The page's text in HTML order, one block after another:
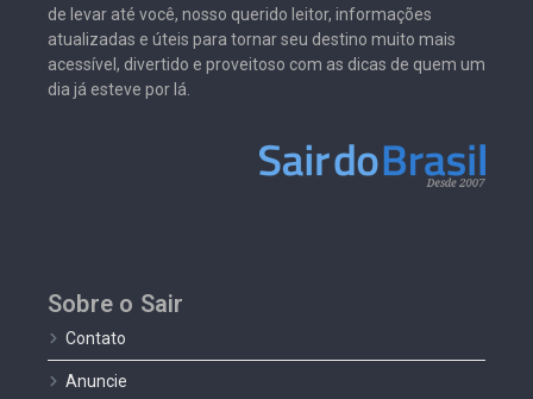
de levar até você, nosso querido leitor, informações
atualizadas e úteis para tornar seu destino muito mais
acessível, divertido e proveitoso com as dicas de quem um
dia já esteve por lá.
Sobre o Sair
Contato
Anuncie